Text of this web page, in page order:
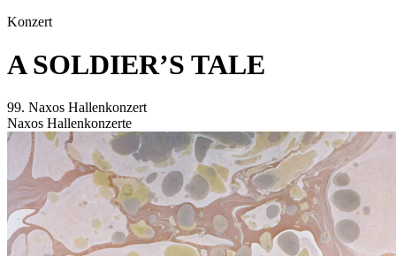
Konzert
A SOLDIER’S TALE
99. Naxos Hallenkonzert
Naxos Hallenkonzerte